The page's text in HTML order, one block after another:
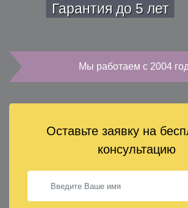
Гарантия до 5 лет
Мы работаем с 2004
Оставьте заявку на
консультацию